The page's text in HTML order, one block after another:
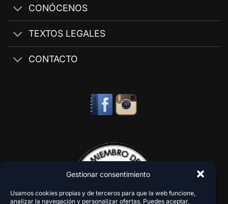
Gestionar consentimiento
Usamos cookies propias y de terceros para que la web funcione,
analizar la navegación y personalizar ofertas. Puedes aceptar,
CONÓCENOS
TEXTOS LEGALES
CONTACTO